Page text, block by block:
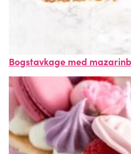
Bogstavkage med